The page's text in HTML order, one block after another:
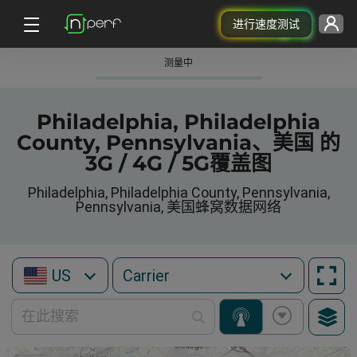
进行速度测试
测量中
Philadelphia, Philadelphia
County, Pennsylvania、美国 的
3G / 4G / 5G覆盖图
Philadelphia, Philadelphia County, Pennsylvania,
Pennsylvania, 美国蜂窝数据网络
US